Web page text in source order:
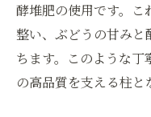
酵堆肥の使用です。こ
整い、ぶどうの甘み
ちます。このような丁
の高品質を支える柱と